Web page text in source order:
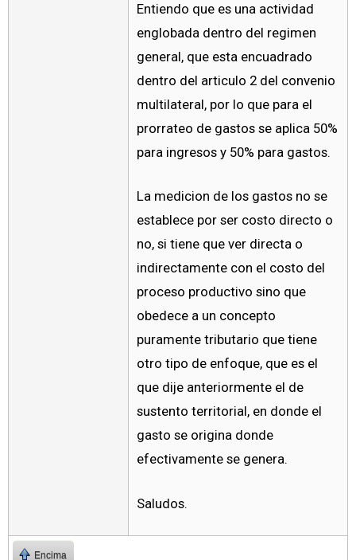
Entiendo que es una actividad
englobada dentro del regimen
general, que esta encuadrado
dentro del articulo 2 del convenio
multilateral, por lo que para el
prorrateo de gastos se aplica 50%
para ingresos y 50% para gastos.
La medicion de los gastos no se
establece por ser costo directo o
no, si tiene que ver directa o
indirectamente con el costo del
proceso productivo sino que
obedece a un concepto
puramente tributario que tiene
otro tipo de enfoque, que es el
que dije anteriormente el de
sustento territorial, en donde el
gasto se origina donde
efectivamente se genera.
Saludos.
Encima